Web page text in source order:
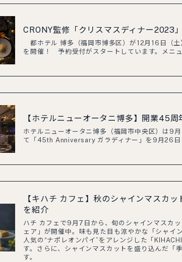
CRONY監修「クリスマスディナー2023
都ホテル 博多（福岡市博多区）が12月16日（
を開催！ 予約受付がスタートしています。メニ
【ホテルニューオータニ博多】開業45
ホテルニューオータニ博多（福岡市中央区）は9
て「45th Anniversary ガラディナー」を9月26日
【キハチ カフェ】秋のシャインマスカ
を紹介
ハチ カフェで9月7日から、旬のシャインマスカ
ェア」が開催中。味も見た目も涼やかな「シャイ
人気の“ナポレオンパイ”をアレンジした「
す。さらに、シャインマスカットを盛り込んだ「
す。